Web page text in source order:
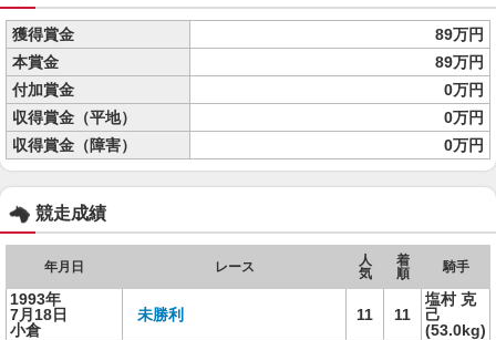
獲得賞金
89万円
本賞金
89万円
付加賞金
0万円
収得賞金（平地）
0万円
収得賞金（障害）
0万円
競走成績
年月日 レース
人
気
着
順
騎手
1993年
7月18日
小倉
未勝利 11 11
塩村 克
己
(53.0kg)